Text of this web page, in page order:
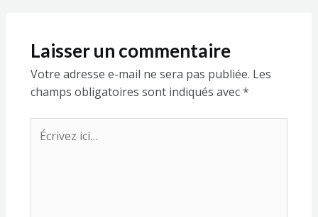
Laisser un commentaire
Votre adresse e-mail ne sera pas publiée. Les
champs obligatoires sont indiqués avec*
Écrivez
ici…